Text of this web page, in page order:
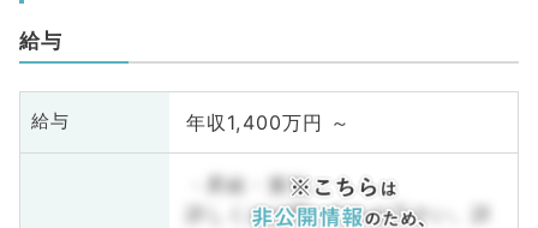
給与
給与 年収1,400万円 ～
・昇給・賞与
詳しくはお問い合わせ下さい。詳